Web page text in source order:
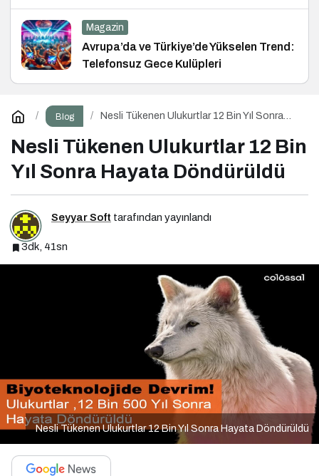
Magazin
Avrupa’da ve Türkiye’de Yükselen Trend:
Telefonsuz Gece Kulüpleri
Blog
Nesli Tükenen Ulukurtlar 12 Bin Yıl Sonra
Nesli Tükenen Ulukurtlar 12 Bin
Yıl Sonra Hayata Döndürüldü
Seyyar Soft tarafından yayınlandı
3dk, 41sn
Nesli Tükenen Ulukurtlar 12 Bin Yıl Sonra Hayata Döndürüldü